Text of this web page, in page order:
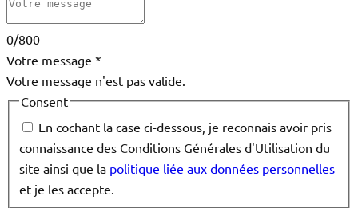
0/800
Votre message *
Votre message n'est pas valide.
Consent
En cochant la case ci-dessous, je reconnais avoir pris
connaissance des Conditions Générales d'Utilisation du
site ainsi que la politique liée aux données personnelles
et je les accepte.